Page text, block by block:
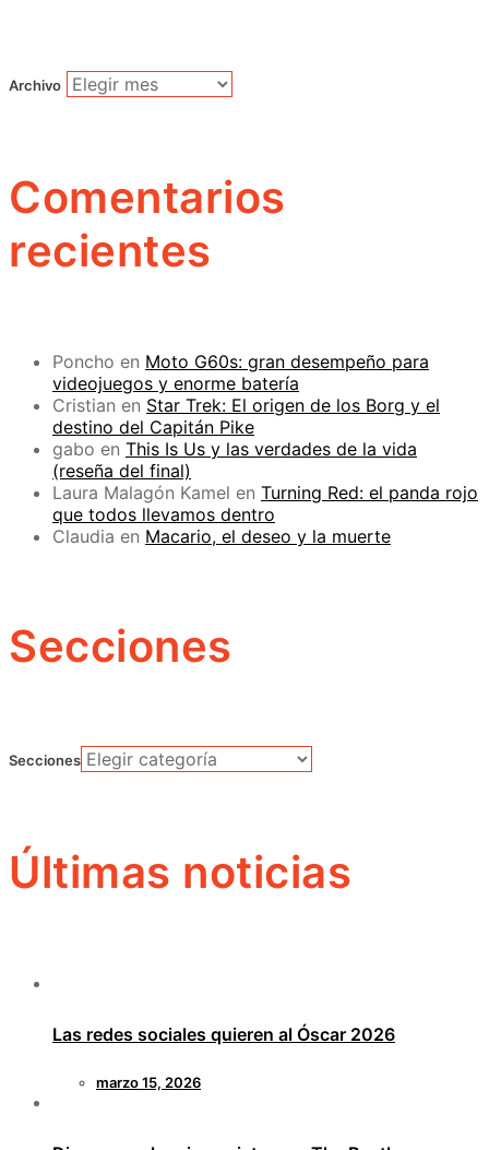
Archivo
Comentarios
recientes
Poncho en Moto G60s: gran desempeño para
videojuegos y enorme batería
Cristian en Star Trek: El origen de los Borg y el
destino del Capitán Pike
gabo en This Is Us y las verdades de la vida
(reseña del final)
Laura Malagón Kamel en Turning Red: el panda rojo
que todos llevamos dentro
Claudia en Macario, el deseo y la muerte
Secciones
Secciones
Últimas noticias
Las redes sociales quieren al Óscar 2026
marzo 15, 2026